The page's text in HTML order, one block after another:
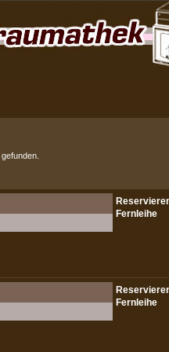
gefunden.